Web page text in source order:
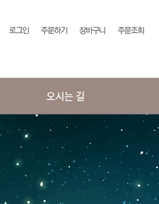
로그인 주문하기 장바구니 주문조회
오시는 길